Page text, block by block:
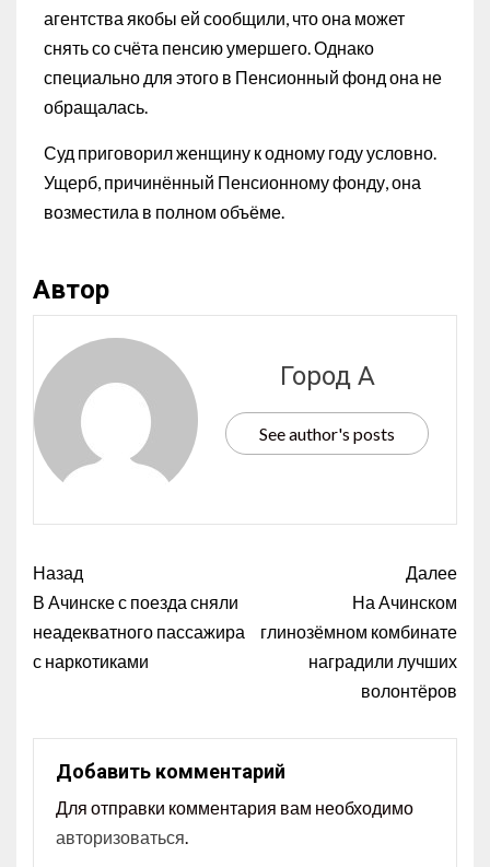
агентства якобы ей сообщили, что она может
снять со счёта пенсию умершего. Однако
специально для этого в Пенсионный фонд она не
обращалась.
Суд приговорил женщину к одному году условно.
Ущерб, причинённый Пенсионному фонду, она
возместила в полном объёме.
Автор
Город А
See author's posts
Назад
В Ачинске с поезда сняли
неадекватного пассажира
с наркотиками
Далее
На Ачинском
глинозёмном комбинате
наградили лучших
волонтёров
Добавить комментарий
Для отправки комментария вам необходимо
авторизоваться.